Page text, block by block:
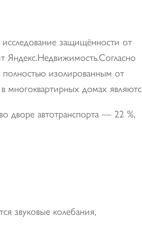
защищённости от
Яндекс.Недвижимость.Согласно
изолированным от
домах
дворе автотранспорта — 22 %,
звуковые колебания,